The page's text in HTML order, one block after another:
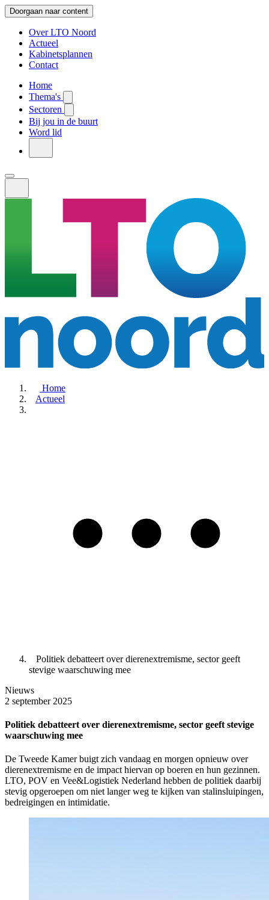
Doorgaan naar content
Over LTO Noord
Actueel
Kabinetsplannen
Contact
Home
Thema's
Sectoren
Bij jou in de buurt
Word lid
Home
Actueel
Politiek debatteert over dierenextremisme, sector geeft
stevige waarschuwing mee
Nieuws
2 september 2025
Politiek debatteert over dierenextremisme, sector geeft stevige
waarschuwing mee
De Tweede Kamer buigt zich vandaag en morgen opnieuw over
dierenextremisme en de impact hiervan op boeren en hun gezinnen.
LTO, POV en Vee&Logistiek Nederland hebben de politiek daarbij
stevig opgeroepen om niet langer weg te kijken van stalinsluipingen,
bedreigingen en intimidatie.